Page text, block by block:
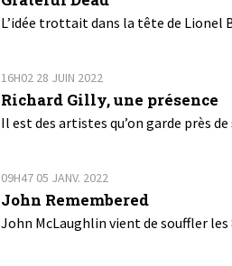
L’idée trottait dans la tête de Lionel
16H02 28 JUIN 2022
Richard Gilly, une présence
Il est des artistes qu’on garde près de
09H47 05 JANV. 2022
John Remembered
John McLaughlin vient de souffler les